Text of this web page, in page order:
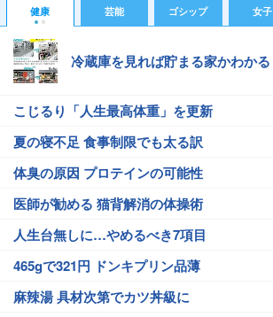
健康 芸能 ゴシップ 女子
冷蔵庫を見れば貯まる家かわかる
こじるり「人生最高体重」を更新
夏の寝不足 食事制限でも太る訳
体臭の原因 プロテインの可能性
医師が勧める 猫背解消の体操術
人生台無しに…やめるべき7項目
465gで321円 ドンキプリン品薄
麻辣湯 具材次第でカツ丼級に